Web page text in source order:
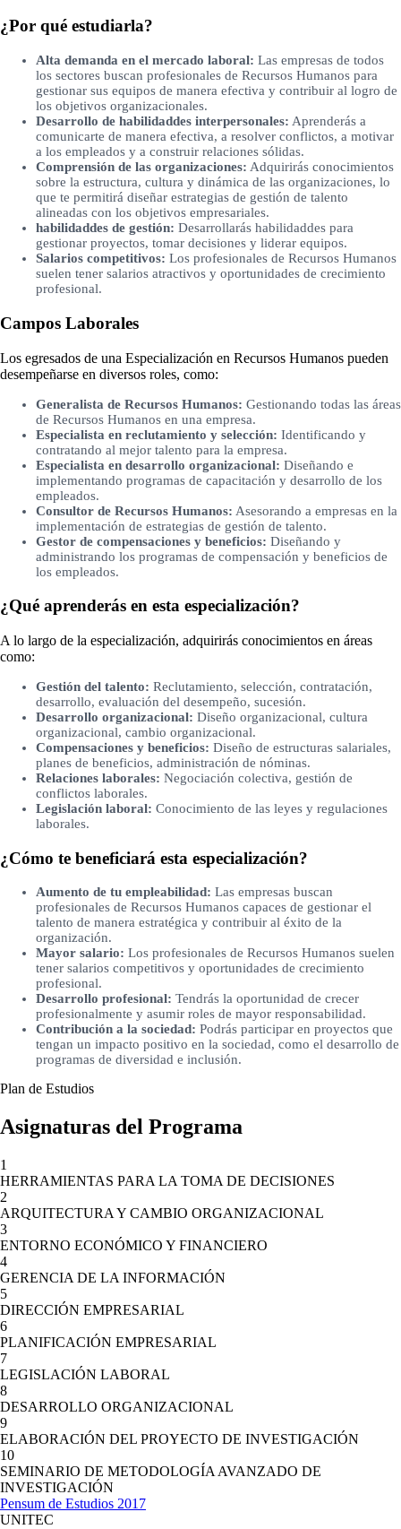
¿Por qué estudiarla?
Alta demanda en el mercado laboral: Las empresas de todos
los sectores buscan profesionales de Recursos Humanos para
gestionar sus equipos de manera efectiva y contribuir al logro de
los objetivos organizacionales.
Desarrollo de habilidaddes interpersonales: Aprenderás a
comunicarte de manera efectiva, a resolver conflictos, a motivar
a los empleados y a construir relaciones sólidas.
Comprensión de las organizaciones: Adquirirás conocimientos
sobre la estructura, cultura y dinámica de las organizaciones, lo
que te permitirá diseñar estrategias de gestión de talento
alineadas con los objetivos empresariales.
habilidaddes de gestión: Desarrollarás habilidaddes para
gestionar proyectos, tomar decisiones y liderar equipos.
Salarios competitivos: Los profesionales de Recursos Humanos
suelen tener salarios atractivos y oportunidades de crecimiento
profesional.
Campos Laborales
Los egresados de una Especialización en Recursos Humanos pueden
desempeñarse en diversos roles, como:
Generalista de Recursos Humanos: Gestionando todas las áreas
de Recursos Humanos en una empresa.
Especialista en reclutamiento y selección: Identificando y
contratando al mejor talento para la empresa.
Especialista en desarrollo organizacional: Diseñando e
implementando programas de capacitación y desarrollo de los
empleados.
Consultor de Recursos Humanos: Asesorando a empresas en la
implementación de estrategias de gestión de talento.
Gestor de compensaciones y beneficios: Diseñando y
administrando los programas de compensación y beneficios de
los empleados.
¿Qué aprenderás en esta especialización?
A lo largo de la especialización, adquirirás conocimientos en áreas
como:
Gestión del talento: Reclutamiento, selección, contratación,
desarrollo, evaluación del desempeño, sucesión.
Desarrollo organizacional: Diseño organizacional, cultura
organizacional, cambio organizacional.
Compensaciones y beneficios: Diseño de estructuras salariales,
planes de beneficios, administración de nóminas.
Relaciones laborales: Negociación colectiva, gestión de
conflictos laborales.
Legislación laboral: Conocimiento de las leyes y regulaciones
laborales.
¿Cómo te beneficiará esta especialización?
Aumento de tu empleabilidad: Las empresas buscan
profesionales de Recursos Humanos capaces de gestionar el
talento de manera estratégica y contribuir al éxito de la
organización.
Mayor salario: Los profesionales de Recursos Humanos suelen
tener salarios competitivos y oportunidades de crecimiento
profesional.
Desarrollo profesional: Tendrás la oportunidad de crecer
profesionalmente y asumir roles de mayor responsabilidad.
Contribución a la sociedad: Podrás participar en proyectos que
tengan un impacto positivo en la sociedad, como el desarrollo de
programas de diversidad e inclusión.
Plan de Estudios
Asignaturas del Programa
1
HERRAMIENTAS PARA LA TOMA DE DECISIONES
2
ARQUITECTURA Y CAMBIO ORGANIZACIONAL
3
ENTORNO ECONÓMICO Y FINANCIERO
4
GERENCIA DE LA INFORMACIÓN
5
DIRECCIÓN EMPRESARIAL
6
PLANIFICACIÓN EMPRESARIAL
7
LEGISLACIÓN LABORAL
8
DESARROLLO ORGANIZACIONAL
9
ELABORACIÓN DEL PROYECTO DE INVESTIGACIÓN
10
SEMINARIO DE METODOLOGÍA AVANZADO DE
INVESTIGACIÓN
Pensum de Estudios 2017
UNITEC